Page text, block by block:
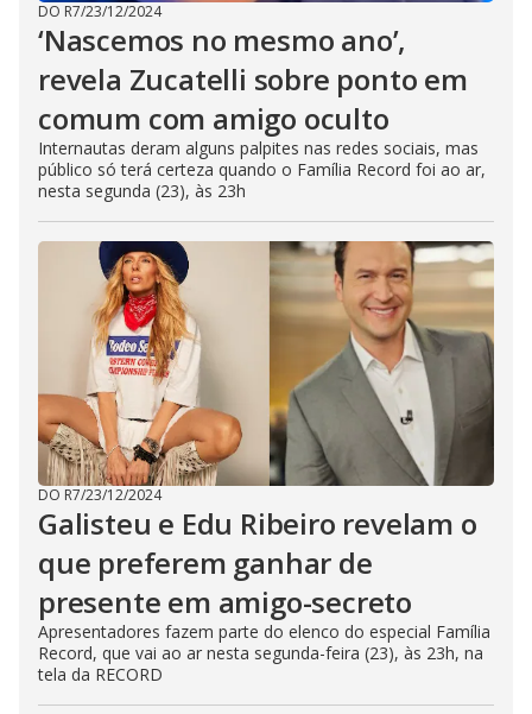
DO R7/23/12/2024
‘Nascemos no mesmo ano’,
revela Zucatelli sobre ponto em
comum com amigo oculto
Internautas deram alguns palpites nas redes sociais, mas
público só terá certeza quando o Família Record foi ao ar,
nesta segunda (23), às 23h
DO R7/23/12/2024
Galisteu e Edu Ribeiro revelam o
que preferem ganhar de
presente em amigo-secreto
Apresentadores fazem parte do elenco do especial Família
Record, que vai ao ar nesta segunda-feira (23), às 23h, na
tela da RECORD